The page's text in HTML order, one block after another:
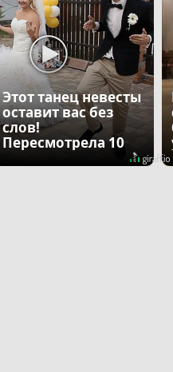
Этот танец невесты
оставит вас без
слов!
Пересмотрела 10